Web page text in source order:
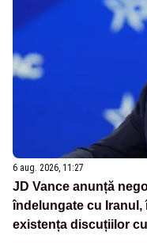
6 aug. 2026, 11:27
JD Vance anunță
îndelungate cu Iranul,
existența discuțiilor